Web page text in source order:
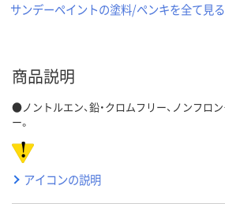
サンデーペイントの塗料/ペンキを全て見る
商品説明
●ノントルエン、鉛・クロムフリー、ノンフロ
ー。
アイコンの説明